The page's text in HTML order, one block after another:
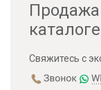
Продажа
каталоге
Свяжитесь с